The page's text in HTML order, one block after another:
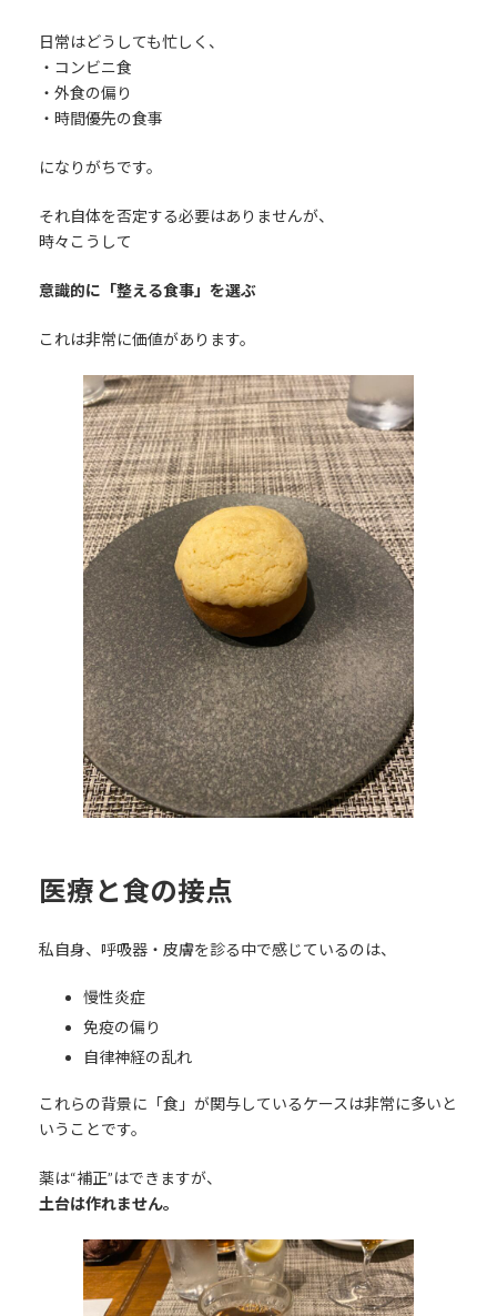
日常はどうしても忙しく、
・コンビニ食
・外食の偏り
・時間優先の食事
になりがちです。
それ自体を否定する必要はありませんが、
時々こうして
意識的に「整える食事」を選ぶ
これは非常に価値があります。
医療と食の接点
私自身、呼吸器・皮膚を診る中で感じているのは、
慢性炎症
免疫の偏り
自律神経の乱れ
これらの背景に「食」が関与しているケースは非常に多いと
いうことです。
薬は“補正”はできますが、
土台は作れません。